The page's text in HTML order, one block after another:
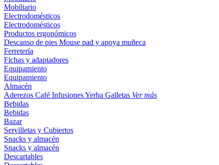
Mobiliario
Electrodomésticos
Electrodomésticos
Productos ergonómicos
Descanso de pies Mouse pad y apoya muñeca
Ferretería
Fichas y adaptadores
Equipamiento
Equipamiento
Almacén
Aderezos Café InfusionesYerba Galletas Ver más
Bebidas
Bebidas
Bazar
Servilletas y Cubiertos
Snacks y almacén
Snacks y almacén
Descartables